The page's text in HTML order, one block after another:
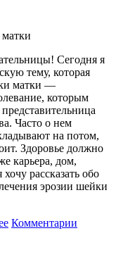
Сегодня я
тему, которая
матки —
которым
Часто о нем
на потом,
Здоровье должно
карьера, дом,
рассказать обо
эрозии шейки
Комментарии